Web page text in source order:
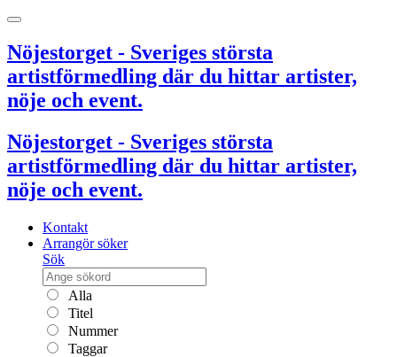
Nöjestorget - Sveriges största
artistförmedling där du hittar artister,
nöje och event.
Nöjestorget - Sveriges största
artistförmedling där du hittar artister,
nöje och event.
Kontakt
Arrangör söker
Sök
Alla
Titel
Nummer
Taggar